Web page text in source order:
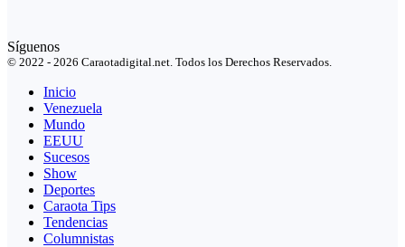
Síguenos
© 2022 - 2026 Caraotadigital.net. Todos los Derechos Reservados.
Inicio
Venezuela
Mundo
EEUU
Sucesos
Show
Deportes
Caraota Tips
Tendencias
Columnistas